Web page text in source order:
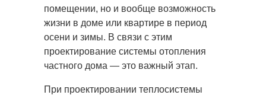
помещении, но и вообще возможность
жизни в доме или квартире в период
осени и зимы. В связи с этим
проектирование системы отопления
частного дома — это важный этап.
При проектировании теплосистемы